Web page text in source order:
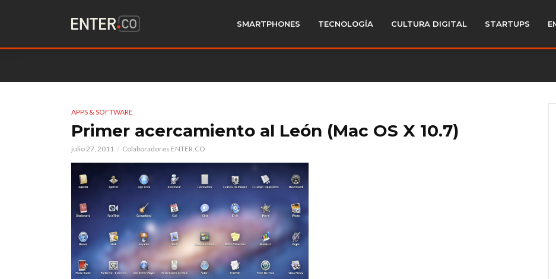
SMARTPHONES TECNOLOGÍA CULTURA DIGITAL STARTUPS
APPS & SOFTWARE
Primer acercamiento al León (Mac OS X 10.7)
julio 27, 2011 Colaboradores ENTER.CO